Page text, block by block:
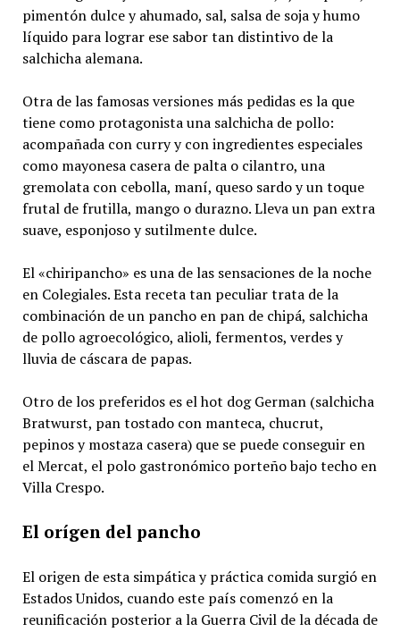
pimentón dulce y ahumado, sal, salsa de soja y humo
líquido para lograr ese sabor tan distintivo de la
salchicha alemana.
Otra de las famosas versiones más pedidas es la que
tiene como protagonista una salchicha de pollo:
acompañada con curry y con ingredientes especiales
como mayonesa casera de palta o cilantro, una
gremolata con cebolla, maní, queso sardo y un toque
frutal de frutilla, mango o durazno. Lleva un pan extra
suave, esponjoso y sutilmente dulce.
El «chiripancho» es una de las sensaciones de la noche
en Colegiales. Esta receta tan peculiar trata de la
combinación de un pancho en pan de chipá, salchicha
de pollo agroecológico, alioli, fermentos, verdes y
lluvia de cáscara de papas.
Otro de los preferidos es el hot dog German (salchicha
Bratwurst, pan tostado con manteca, chucrut,
pepinos y mostaza casera) que se puede conseguir en
el Mercat, el polo gastronómico porteño bajo techo en
Villa Crespo.
El orígen del pancho
El origen de esta simpática y práctica comida surgió en
Estados Unidos, cuando este país comenzó en la
reunificación posterior a la Guerra Civil de la década de